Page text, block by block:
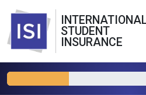
STUDENT
INSURANCE